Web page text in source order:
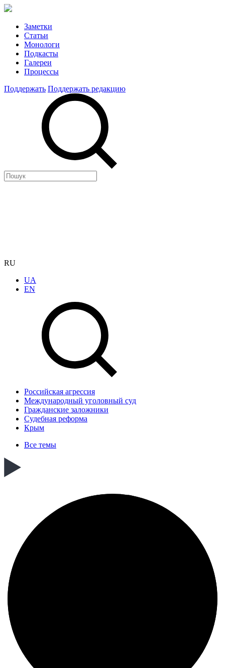
Заметки
Статьи
Монологи
Подкасты
Галереи
Процессы
Поддержать Поддержать редакцию
RU
UA
EN
Российская агрессия
Международный уголовный суд
Гражданские заложники
Судебная реформа
Крым
Все темы